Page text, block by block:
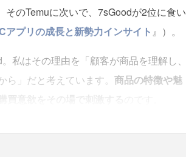
のTemuに次いで、7sGoodが2位に食い
アプリの成長と新勢力インサイト 』）。
私はその理由を「顧客が商品を理解し、
」だと考えています。 商品の特徴や魅